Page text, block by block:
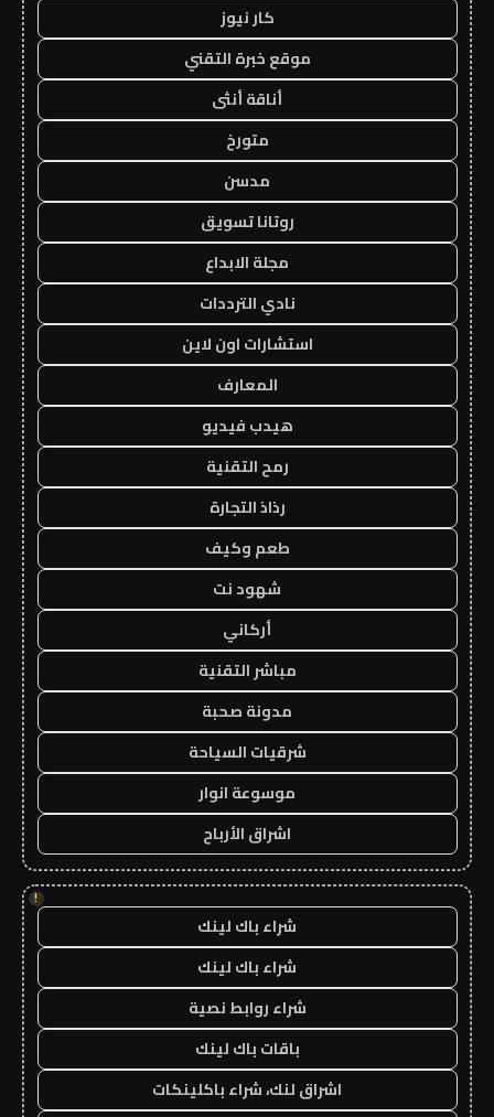
كار نيوز
موقع خبرة التقني
أناقة أنثى
متورخ
مدسن
روتانا تسويق
مجلة الابداع
نادي الترددات
استشارات اون لاين
المعارف
هيدب فيديو
رمح التقنية
رذاذ التجارة
طعم وكيف
شهود نت
أركاني
مباشر التقنية
مدونة صحبة
شرقيات السياحة
موسوعة انوار
اشراق الأرباح
!
شراء باك لينك
شراء باك لينك
شراء روابط نصية
باقات باك لينك
اشراق لنك، شراء باكلينكات